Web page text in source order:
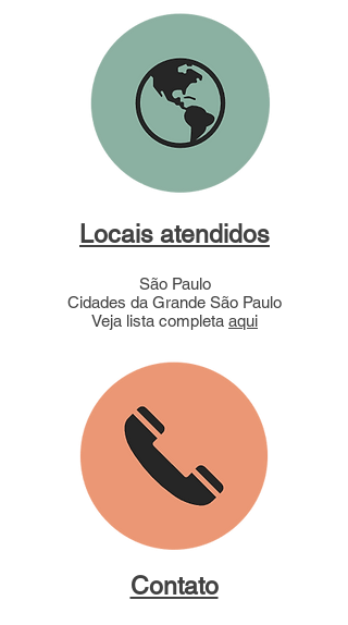
Locais atendidos
São Paulo
Cidades da Grande São Paulo
Veja lista completa aqui
Contato